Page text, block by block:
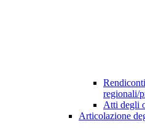
regionali/
Atti degli
Articolazione